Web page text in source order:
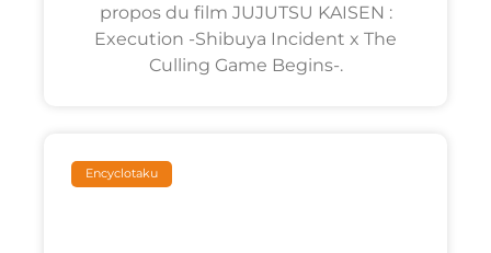
propos du film JUJUTSU KAISEN :
Execution -Shibuya Incident x The
Culling Game Begins-.
Encyclotaku